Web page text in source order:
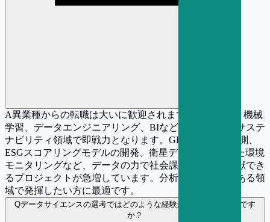
A異業種からの転職は大いに歓迎されます。統計分析、機械
学習、データエンジニアリング、BIなどのスキルは、サステ
ナビリティ領域で即戦力となります。GHG排出量の予測、
ESGスコアリングモデルの開発、衛星データを活用した環境
モニタリングなど、データの力で社会課題の解決に貢献でき
るプロジェクトが急増しています。分析スキルを意義ある領
域で発揮したい方に最適です。
Qデータサイエンスの選考ではどのような経験が評価されやすいです
か？